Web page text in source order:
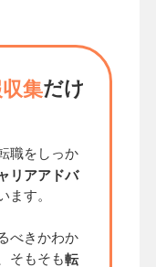
集だけ
職をしっか
リアアドバ
ます。
べきかわか
そもそも転